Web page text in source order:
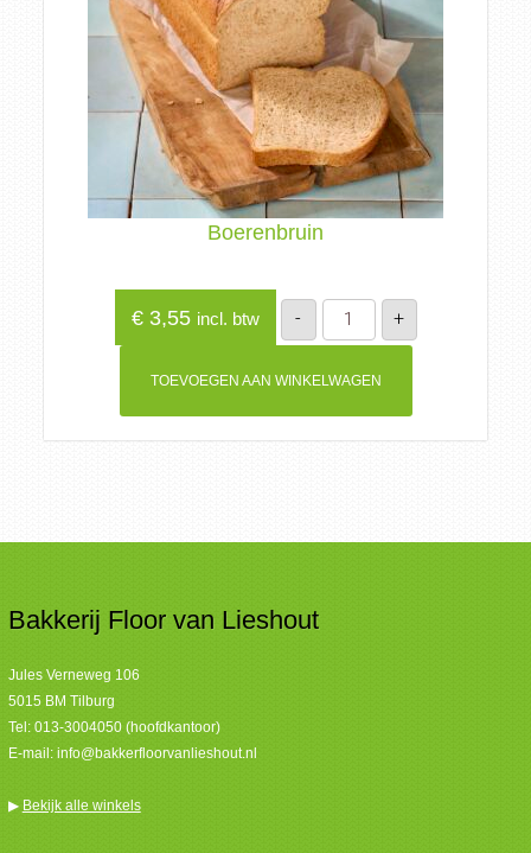
Boerenbruin
€3,55 incl. btw -
Boerenbruin
aantal
+
TOEVOEGEN AAN WINKELWAGEN
Bakkerij Floor van Lieshout
Jules Verneweg 106
5015 BM Tilburg
Tel: 013-3004050 (hoofdkantoor)
E-mail: info@bakkerfloorvanlieshout.nl
▶ Bekijk alle winkels